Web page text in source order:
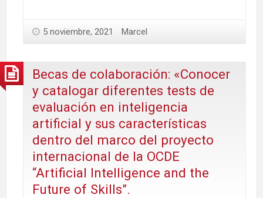
5 noviembre, 2021 Marcel
Becas de colaboración: «Conocer
y catalogar diferentes tests de
evaluación en inteligencia
artificial y sus características
dentro del marco del proyecto
internacional de la OCDE
“Artificial Intelligence and the
Future of Skills”.